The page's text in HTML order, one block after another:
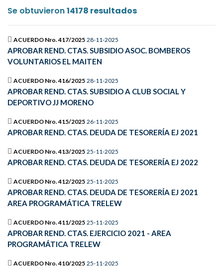
Se obtuvieron14178 resultados
ACUERDO Nro. 417/2025 28-11-2025
APROBAR REND. CTAS. SUBSIDIO ASOC. BOMBEROS
VOLUNTARIOS EL MAITEN
ACUERDO Nro. 416/2025 28-11-2025
APROBAR REND. CTAS. SUBSIDIO A CLUB SOCIAL Y
DEPORTIVO JJ MORENO
ACUERDO Nro. 415/2025 26-11-2025
APROBAR REND. CTAS. DEUDA DE TESORERÍA EJ 2021
ACUERDO Nro. 413/2025 25-11-2025
APROBAR REND. CTAS. DEUDA DE TESORERÍA EJ 2022
ACUERDO Nro. 412/2025 25-11-2025
APROBAR REND. CTAS. DEUDA DE TESORERÍA EJ 2021
AREA PROGRAMÁTICA TRELEW
ACUERDO Nro. 411/2025 25-11-2025
APROBAR REND. CTAS. EJERCICIO 2021 - AREA
PROGRAMÁTICA TRELEW
ACUERDO Nro. 410/2025 25-11-2025